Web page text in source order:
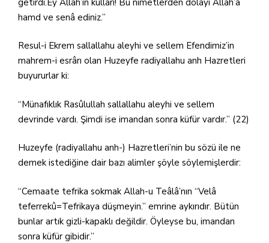
hamd ve senâ ediniz.”
Resul-i Ekrem sallallahu aleyhi ve sellem Efendimiz’in
mahrem-i esrârı olan Huzeyfe radiyallahu anh Hazretleri
buyururlar ki:
“Münafıklık Rasûlullah sallallahu aleyhi ve sellem
devrinde vardı. Şimdi ise imandan sonra küfür vardır.” (22)
Huzeyfe (radiyallahu anh-) Hazretleri’nin bu sözü ile ne
demek istediğine dair bazı alimler şöyle söylemişlerdir:
“Cemaate tefrika sokmak Allah-u Teâlâ’nın “Velâ
teferrekû=Tefrikaya düşmeyin.” emrine aykırıdır. Bütün
bunlar artık gizli-kapaklı değildir. Öyleyse bu, imandan
sonra küfür gibidir.”